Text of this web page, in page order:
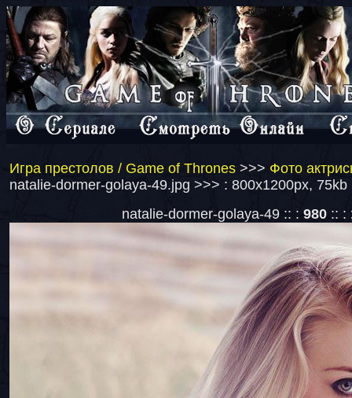
Игра престолов / Game of Thrones >>> Фото
natalie-dormer-golaya-49.jpg >>> : 800x1200px, 75kb
natalie-dormer-golaya-49 :: : 980 :: :